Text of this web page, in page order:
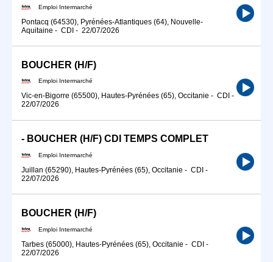
Emploi Intermarché
Pontacq (64530), Pyrénées-Atlantiques (64), Nouvelle-
Aquitaine - CDI - 22/07/2026
BOUCHER (H/F)
Emploi Intermarché
Vic-en-Bigorre (65500), Hautes-Pyrénées (65), Occitanie - CDI -
22/07/2026
- BOUCHER (H/F) CDI TEMPS COMPLET
Emploi Intermarché
Juillan (65290), Hautes-Pyrénées (65), Occitanie - CDI -
22/07/2026
BOUCHER (H/F)
Emploi Intermarché
Tarbes (65000), Hautes-Pyrénées (65), Occitanie - CDI -
22/07/2026